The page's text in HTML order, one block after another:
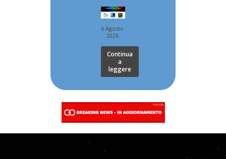
6 Agosto
2026
Continua
a
leggere